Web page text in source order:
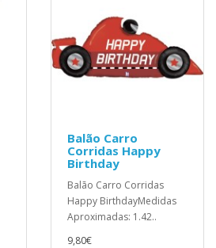
Balão Carro
Corridas Happy
Birthday
Balão Carro Corridas
Happy BirthdayMedidas
Aproximadas: 1.42..
9,80€